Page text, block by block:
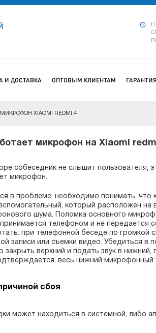
И ДОСТАВКА ОПТОВЫМ КЛИЕНТАМ ГАРАНТИЯ
XIAOMI REDMI 4
микрофон на Xiaomi
собеседник не слышит пользователя,
микрофон.
в проблеме, необходимо понимать, что
который расположен на
шума. Поломка основного
телефоном и не передается
при телефонной беседе по громкой
записи или съемки видео. Убедиться в
закрыть верхний и подать звук в нижний,
весь нижний микрофонный
сбоя
может находиться в системной, либо